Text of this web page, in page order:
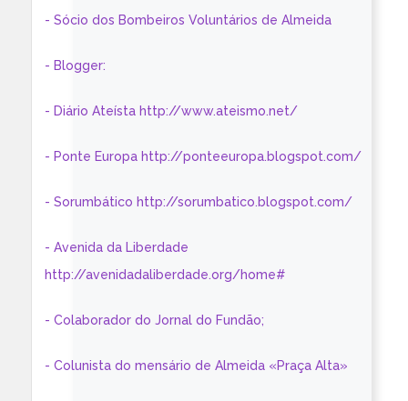
- Sócio dos Bombeiros Voluntários de Almeida
- Blogger:
- Diário Ateísta http://www.ateismo.net/
- Ponte Europa http://ponteeuropa.blogspot.com/
- Sorumbático http://sorumbatico.blogspot.com/
- Avenida da Liberdade
http://avenidadaliberdade.org/home#
- Colaborador do Jornal do Fundão;
- Colunista do mensário de Almeida «Praça Alta»